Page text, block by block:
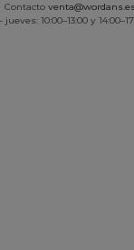
Contacto
jueves: 10:00–13:00 y